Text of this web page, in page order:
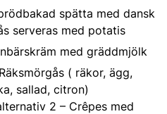
spätta med dansk
serveras med potatis
med gräddmjölk
( räkor, ägg,
sallad, citron)
2 – Crêpes med